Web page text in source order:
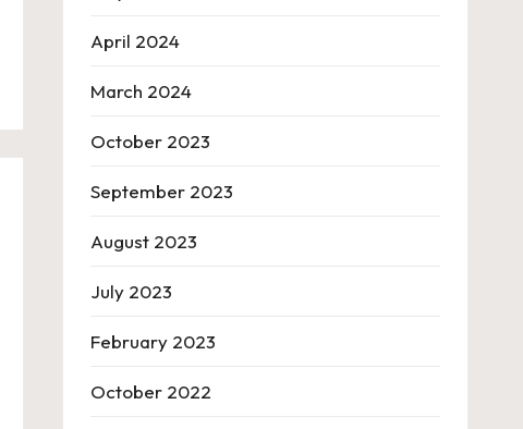
April 2024
March 2024
October 2023
September 2023
August 2023
July 2023
February 2023
October 2022